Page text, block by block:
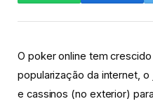
O poker online tem
popularização da internet,
e cassinos (no exterior)